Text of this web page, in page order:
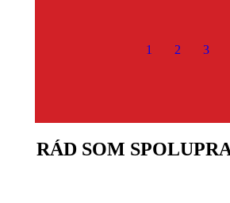
1 2 3
RÁD SOM